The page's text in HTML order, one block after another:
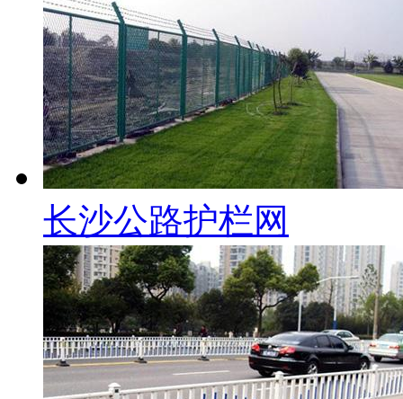
长沙公路护栏网